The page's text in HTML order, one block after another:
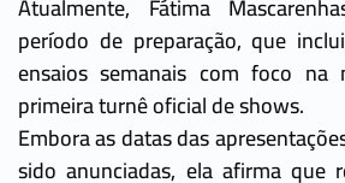
período de preparação, que
ensaios semanais com foco na
primeira turnê oficial de shows.
Embora as datas das
sido anunciadas, ela afirma que